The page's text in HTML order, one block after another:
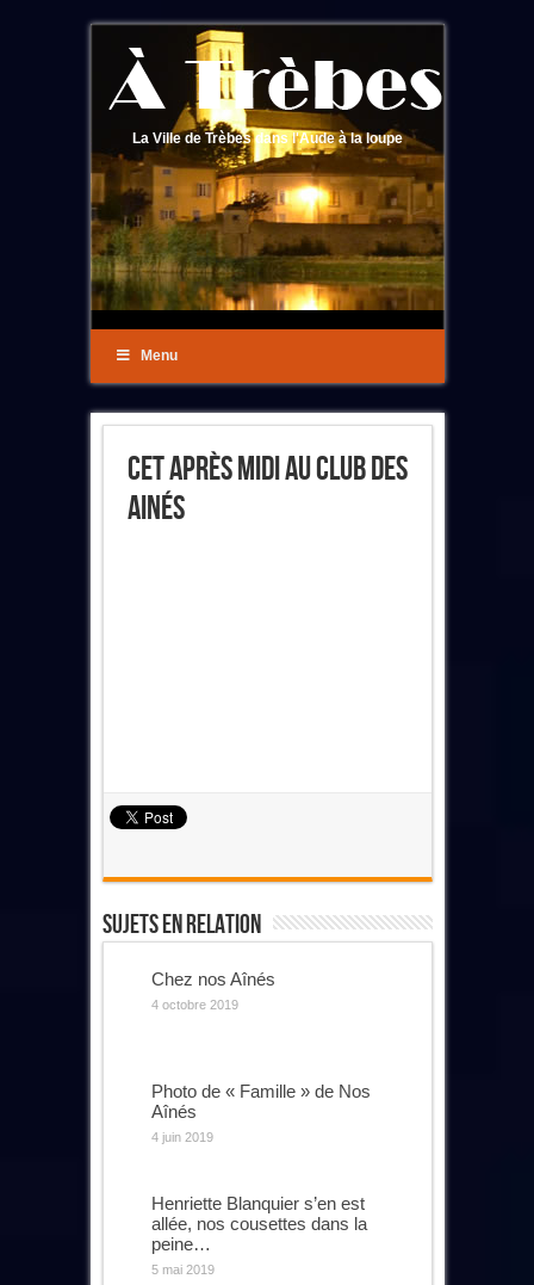
La Ville de Trèbes dans l'Aude à la loupe
Menu
Cet Après Midi Au Club Des
Ainés
Sujets En Relation
Chez nos Aînés
4 octobre 2019
Photo de « Famille » de Nos
Aînés
4 juin 2019
Henriette Blanquier s’en est
allée, nos cousettes dans la
peine…
5 mai 2019